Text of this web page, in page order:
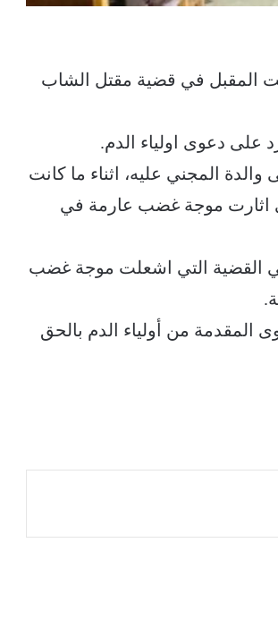
المقبل في قضية مقتل الشاب
على دعوى اولياء الدم.
المجني عليه، اثناء ما كانت
اثارت موجة غضب عارمة في
في القضية التي اشعلت موجة غضب
من أولياء الدم بالحق